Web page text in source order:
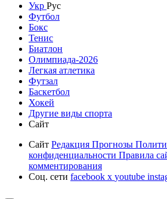
Укр Рус
Футбол
Бокс
Тенис
Биатлон
Олимпиада-2026
Легкая атлетика
Футзал
Баскетбол
Хокей
Другие виды спорта
Сайт
Сайт Редакция Прогнозы
конфиденциальности Правила
комментирования
Соц. сети facebook x youtube